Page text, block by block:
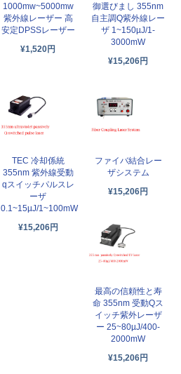
1000mw~5000mw
紫外線レーザー 高
安定DPSSレーザー
¥1,520円
御選びまし 355nm
自主調Q紫外線レー
ザ 1~150µJ/1-
3000mW
¥15,206円
TEC 冷却係統
355nm 紫外線受動
qスイッチパルスレ
ーザ
0.1~15µJ/1~100mW
¥15,206円
ファイバ結合レー
ザシステム
¥15,206円
最高の信頼性と寿
命 355nm 受動Qス
イッチ紫外レーザ
ー 25~80µJ/400-
2000mW
¥15,206円